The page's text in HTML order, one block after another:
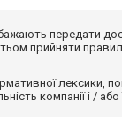
бажають передати
прийняти
лексики,
компанії і /